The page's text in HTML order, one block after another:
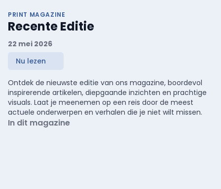
PRINT MAGAZINE
Recente Editie
22 mei 2026
Nu lezen
Ontdek de nieuwste editie van ons magazine, boordevol
inspirerende artikelen, diepgaande inzichten en prachtige
visuals. Laat je meenemen op een reis door de meest
actuele onderwerpen en verhalen die je niet wilt missen.
In dit magazine